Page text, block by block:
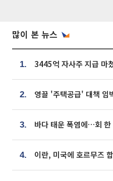
많이 본 뉴스
1.
2.
3. 바다 태운 폭염에…회 한
4.